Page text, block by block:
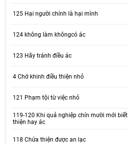
125 Hại người chính là hại mình
124 không làm khôngcó ác
123 Hãy tránh điều ác
4 Chớ khinh điều thiện nhỏ
121 Phạm tội từ việc nhỏ
119-120 Khi quả nghiệp chín mười mới biết
thiện hay ác
118 Chứa thiện được an lạc